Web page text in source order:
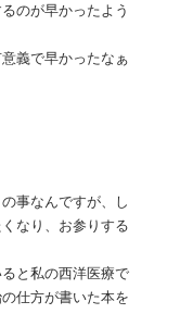
のが早かったよう
義で早かったなぁ
事なんですが、し
なり、お参りする
と私の西洋医療で
仕方が書いた本を